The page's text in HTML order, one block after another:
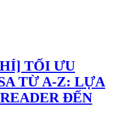
TỐI ƯU
TỪ A-Z: LỰA
ĐẾN